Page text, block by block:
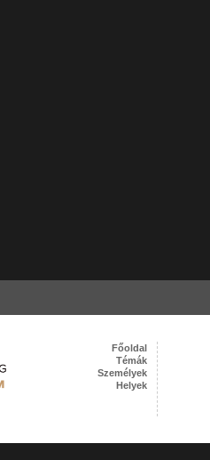
Főoldal
Témák
Személyek
Helyek